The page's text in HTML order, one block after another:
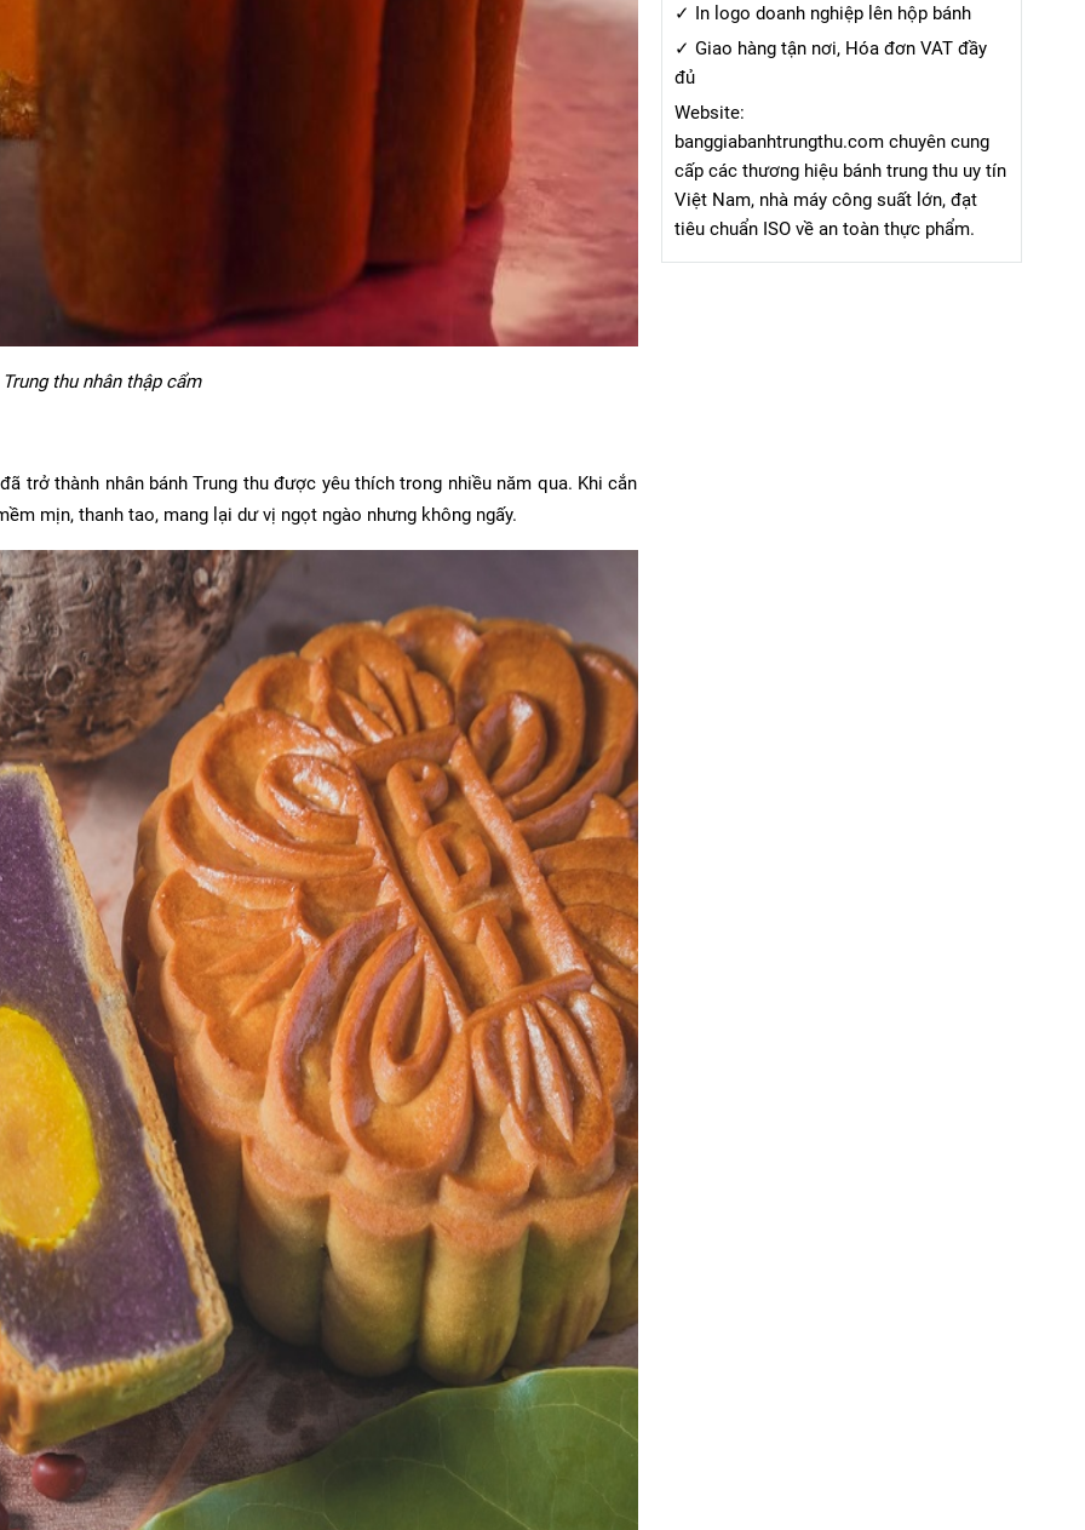
thu nhân thập cẩm
trở thành nhân bánh Trung thu được yêu thích trong nhiều năm qua. Khi cắn
mịn, thanh tao, mang lại dư vị ngọt ngào nhưng không ngấy.
✓ In logo doanh nghiệp lên hộp bánh
✓ Giao hàng tận nơi, Hóa đơn VAT đầy
đủ
Website:
banggiabanhtrungthu.com chuyên cung
cấp các thương hiệu bánh trung thu uy tín
Việt Nam, nhà máy công suất lớn, đạt
tiêu chuẩn ISO về an toàn thực phẩm.